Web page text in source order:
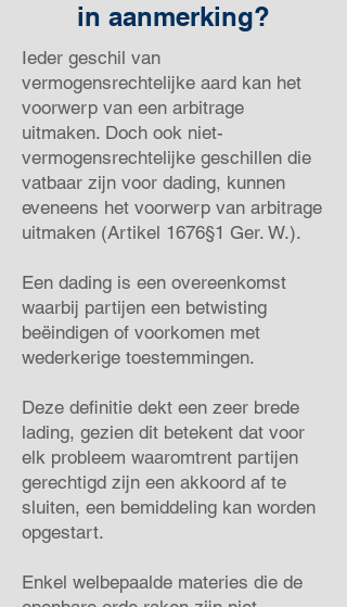
in aanmerking?
Ieder geschil van
vermogensrechtelijke aard kan het
voorwerp van een arbitrage
uitmaken. Doch ook niet-
vermogensrechtelijke geschillen die
vatbaar zijn voor dading, kunnen
eveneens het voorwerp van arbitrage
uitmaken (Artikel 1676§1 Ger. W.).
Een dading is een overeenkomst
waarbij partijen een betwisting
beëindigen of voorkomen met
wederkerige toestemmingen.
Deze definitie dekt een zeer brede
lading, gezien dit betekent dat voor
elk probleem waaromtrent partijen
gerechtigd zijn een akkoord af te
sluiten, een bemiddeling kan worden
opgestart.
Enkel welbepaalde materies die de